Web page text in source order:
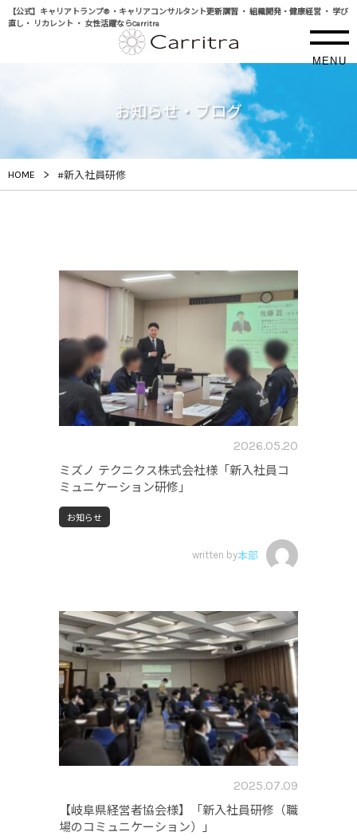
【公式】キャリアトランプ® ・キャリアコンサルタント更新講習 ・ 組織開発・健康経営 ・ 学び
直し・ リカレント ・ 女性活躍ならCarritra
MENU
お知らせ・ブログ
HOME > #新入社員研修
2026.05.20
ミズノ テクニクス株式会社様「新入社員コ
ミュニケーション研修」
お知らせ
written by本部
2025.07.09
【岐阜県経営者協会様】「新入社員研修（職
場のコミュニケーション）」